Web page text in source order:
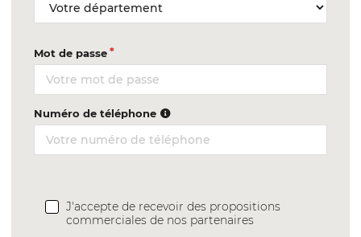
Mot de passe
Numéro de téléphone
J'accepte de recevoir des propositions
commerciales de nos partenaires